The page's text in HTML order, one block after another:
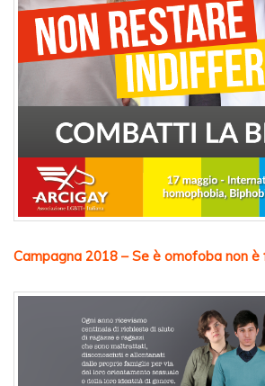
Campagna 2018 – Se è omofoba non è